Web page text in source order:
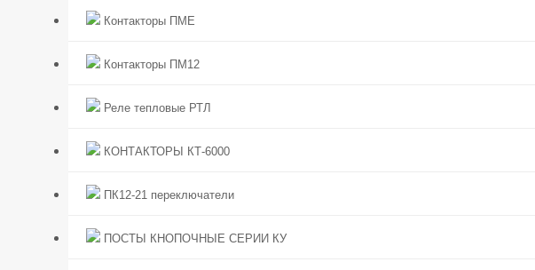
Контакторы ПМЕ
Контакторы ПМ12
Реле тепловые РТЛ
КОНТАКТОРЫ КТ-6000
ПК12-21 переключатели
ПОСТЫ КНОПОЧНЫЕ СЕРИИ КУ